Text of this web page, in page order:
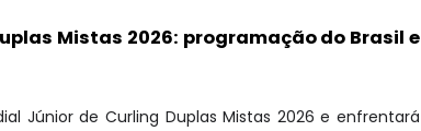
Mistas 2026: programação do Brasil e
Júnior de Curling Duplas Mistas 2026 e enfrentará